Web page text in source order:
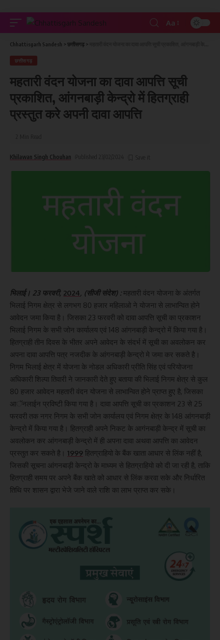
Aa
Chhattisgarh Sandesh > छत्तीसगढ़ >
छत्तीसगढ़
महतारी वंदन योजना का दावा आपत्ति सूची
प्रकाशित, आंगनबाड़ी केन्द्रो में हितग्राही
प्रस्तुत करे अपनी दावा आपत्ति
Khilawan Singh Chouhan
भिलाई। 23 फरवरी, 2024, (सीजी संदेश) :महतारी वंदन योजना के अंतर्गत
भिलाई निगम क्षेत्र से लगभग 80 हजार महिलाओ ने योजना से लाभान्वित होने
आवेदन जमा किया है। जिसका 23 फरवरी को दावा आपत्ति सूची का प्रकाशन
भिलाई निगम के सभी जोन कार्यालय एवं 148 आंगनबाड़ी केन्द्रो में किया गया है।
हितग्राही तीन दिवस के भीतर अपने आवेदन के संदर्भ में सूची का अवलोकन कर
अपना दावा आपत्ति पत्र नजदीक के आंगनबाड़ी केन्द्रो मे जमा कर सकते है।
निगम भिलाई क्षेत्र में योजना के नोडल अधिकारी प्रीति सिंह एवं परियोजना
अधिकारी शिल्पा तिवारी ने जानकारी देते हुए बताया की भिलाई निगम क्षेत्र से कुल
80 हजार आवेदन महतारी वंदन योजना से लाभान्वित होने प्राप्त हुए है, जिसका
आॅनलाईन प्रविष्टी किया गया है। दावा आपत्ति सूची का प्रकाशन 23 से 25
फरवरी तक नगर निगम के सभी जोन कार्यालय एवं निगम क्षेत्र के 148 आंगनबाड़ी
केन्द्रो में किया गया है। हितग्राही अपने निकट के आगंनबाड़ी केन्द्र में सूची का
अवलोकन कर आंगनबाड़ी केन्द्रो में ही अपना दावा अथवा आपत्ति का आवेदन
प्रस्तुत कर सकते है। 1999 हितग्राहियो के बैंक खाता आधार से लिंक नहीं है,
जिसकी सूचना आंगनबाड़ी केन्द्रो के माध्यम से हितग्राहियो को दी जा रही है, ताकि
हितग्राही समय पर अपने बैंक खाते को आधार से लिंक करवा सके और निर्धारित
तिथि पर शासन द्वारा भेजे जाने वाले राशि का लाभ प्राप्त कर सके।